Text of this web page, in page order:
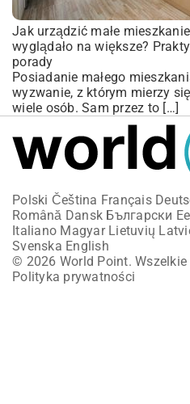
Jak urządzić małe
wyglądało na większe?
porady
Posiadanie małego
wyzwanie, z którym mierzy
wiele osób. Sam przez to […]
Polski Čeština Français
Română Dansk Български
Italiano Magyar Lietuvių
Svenska English
© 2026 World Point.
Polityka prywatności